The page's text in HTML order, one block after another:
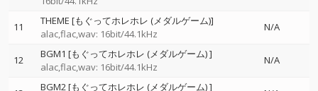
11
THEME [もぐってホレホレ (メダルゲーム)]
alac,flac,wav: 16bit/44.1kHz
N/A
12
BGM1 [もぐってホレホレ (メダルゲーム) ]
alac,flac,wav: 16bit/44.1kHz
N/A
BGM2 [もぐってホレホレ (メダルゲーム) ]